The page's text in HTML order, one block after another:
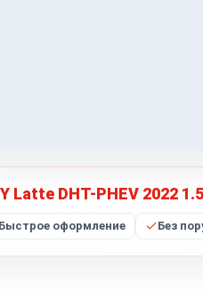
Latte DHT-PHEV 2022
Быстрое оформление Без